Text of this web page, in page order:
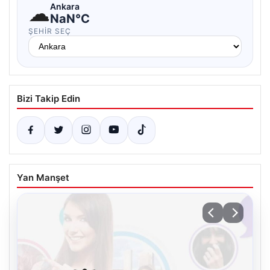
☁Ankara
NaN°C
ŞEHIR SEÇ
Bizi Takip Edin
Yan Manşet